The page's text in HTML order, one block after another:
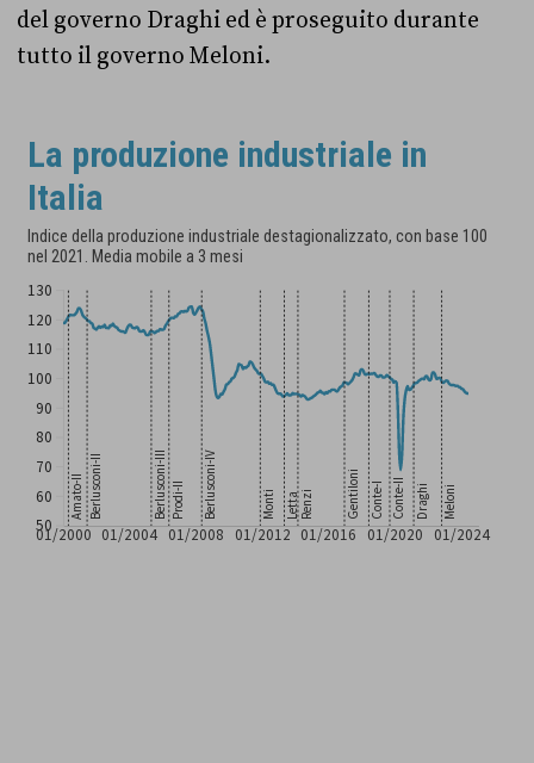
del governo Draghi ed è proseguito durante
tutto il governo Meloni.